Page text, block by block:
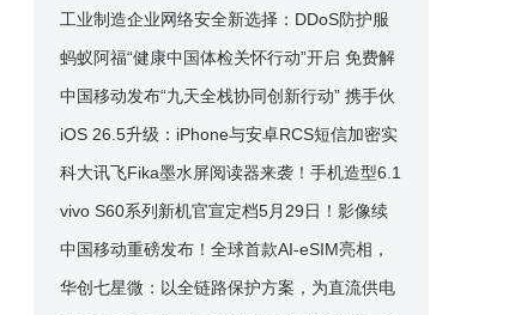
加持，大屏AI办公新利器
工业制造企业网络安全新选择：DDoS防护服
务商评估与快快网络优势解析
蚂蚁阿福“健康中国体检关怀行动”开启 免费解
读助亿万人掌握健康
中国移动发布“九天全栈协同创新行动” 携手伙
伴构建智能服务新生态
iOS 26.5升级：iPhone与安卓RCS短信加密实
操指南，五分钟自查“锁”状态
科大讯飞Fika墨水屏阅读器来袭！手机造型6.1
3英寸屏，续航长达21天
vivo S60系列新机官宣定档5月29日！影像续
航双升级，亮点抢先看
中国移动重磅发布！全球首款AI-eSIM亮相，
开启物联网智能新时代
华创七星微：以全链路保护方案，为直流供电